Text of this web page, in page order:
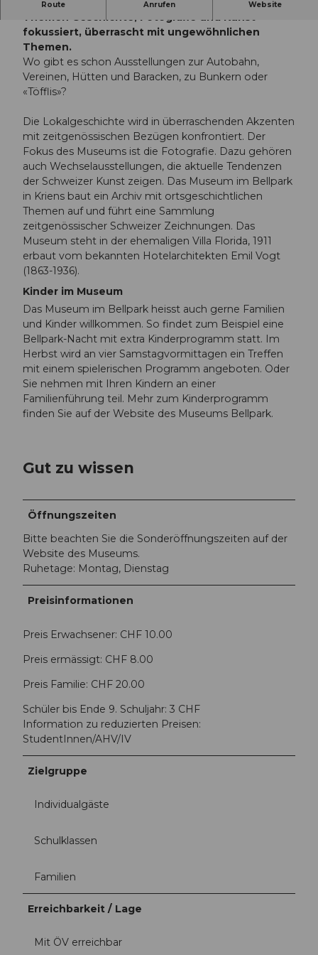
Route Anrufen Website
Themen Geschichte, Fotografie und Kunst
fokussiert, überrascht mit ungewöhnlichen
Themen.
Wo gibt es schon Ausstellungen zur Autobahn,
Vereinen, Hütten und Baracken, zu Bunkern oder
«Töfflis»?
Die Lokalgeschichte wird in überraschenden Akzenten
mit zeitgenössischen Bezügen konfrontiert. Der
Fokus des Museums ist die Fotografie. Dazu gehören
auch Wechselausstellungen, die aktuelle Tendenzen
der Schweizer Kunst zeigen. Das Museum im Bellpark
in Kriens baut ein Archiv mit ortsgeschichtlichen
Themen auf und führt eine Sammlung
zeitgenössischer Schweizer Zeichnungen. Das
Museum steht in der ehemaligen Villa Florida, 1911
erbaut vom bekannten Hotelarchitekten Emil Vogt
(1863-1936).
Kinder im Museum
Das Museum im Bellpark heisst auch gerne Familien
und Kinder willkommen. So findet zum Beispiel eine
Bellpark-Nacht mit extra Kinderprogramm statt. Im
Herbst wird an vier Samstagvormittagen ein Treffen
mit einem spielerischen Programm angeboten. Oder
Sie nehmen mit Ihren Kindern an einer
Familienführung teil. Mehr zum Kinderprogramm
finden Sie auf der Website des Museums Bellpark.
Gut zu wissen
Öffnungszeiten
Bitte beachten Sie die Sonderöffnungszeiten auf der
Website des Museums.
Ruhetage: Montag, Dienstag
Preisinformationen
Preis Erwachsener: CHF 10.00
Preis ermässigt: CHF 8.00
Preis Familie: CHF 20.00
Schüler bis Ende 9. Schuljahr: 3 CHF
Information zu reduzierten Preisen:
StudentInnen/AHV/IV
Zielgruppe
Individualgäste
Schulklassen
Familien
Erreichbarkeit / Lage
Mit ÖV erreichbar